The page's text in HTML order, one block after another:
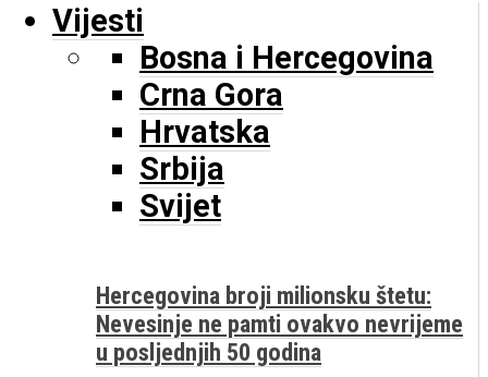
Vijesti
Bosna i Hercegovina
Crna Gora
Hrvatska
Srbija
Svijet
Hercegovina broji milionsku štetu:
Nevesinje ne pamti ovakvo nevrijeme
u posljednjih 50 godina